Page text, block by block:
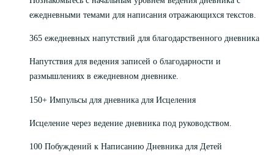
ежедневными темами для написания отражающихся текстов.
365 ежедневных напутствий для благодарственного дневника
Напутствия для ведения записей о благодарности и
размышлениях в ежедневном дневнике.
150+ Импульсы для дневника для Исцеления
Исцеление через ведение дневника под руководством.
100 Побуждений к Написанию Дневника для Детей